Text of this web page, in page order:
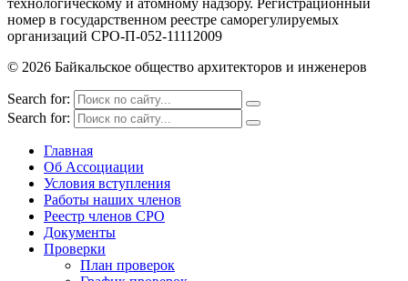
номер в государственном реестре саморегулируемых
организаций СРО-П-052-11112009
© 2026 Байкальское общество архитекторов и инженеров
Search for:
Search for:
Главная
Об Ассоциации
Условия вступления
Работы наших членов
Реестр членов СРО
Документы
Проверки
План проверок